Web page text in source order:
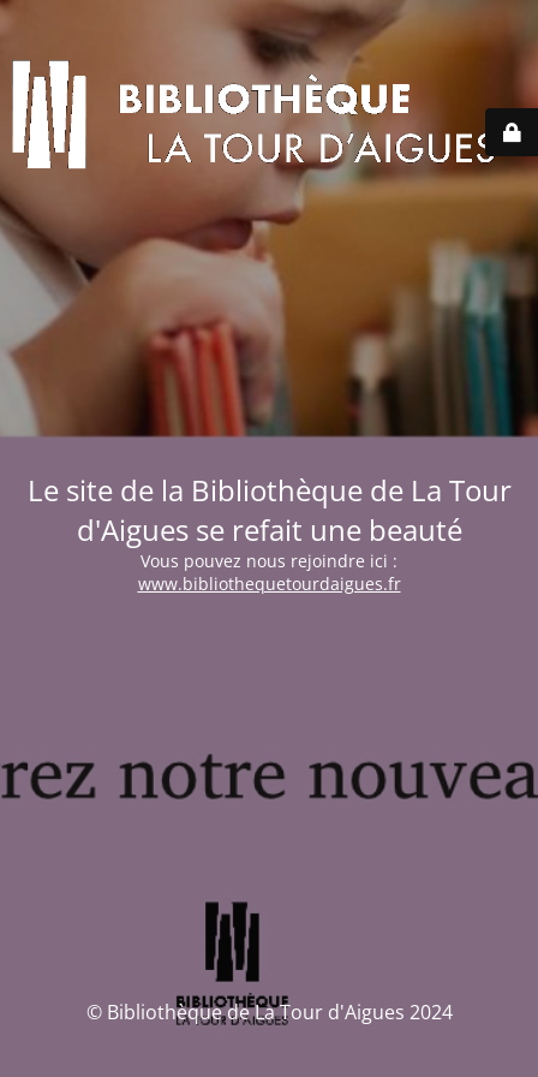
Le site de la Bibliothèque de La Tour
d'Aigues se refait une beauté
Vous pouvez nous rejoindre ici :
www.bibliothequetourdaigues.fr
© Bibliothèque de La Tour d'Aigues 2024